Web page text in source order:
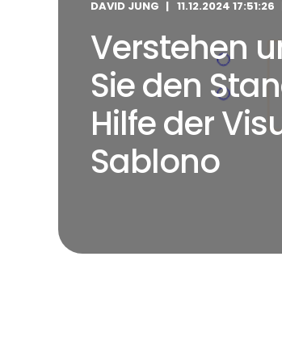
DAVID JUNG 11.12.2024 17:51:26
Verstehen
Sie den
Hilfe der
Sablono